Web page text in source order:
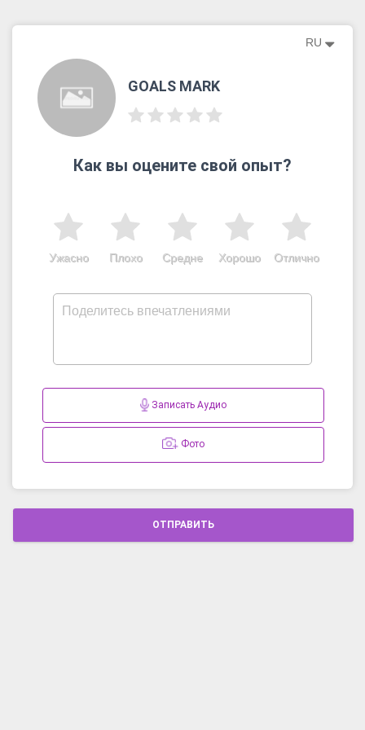
RU
GOALS MARK
Как вы оцените свой опыт?
Отлично
Хорошо
Средне
Плохо
Ужасно
Записать Аудио
Фото
ОТПРАВИТЬ